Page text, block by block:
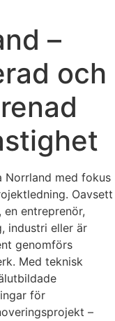
–
och
Norrland med fokus
Oavsett
entreprenör,
industri eller är
genomförs
Med teknisk
för
–